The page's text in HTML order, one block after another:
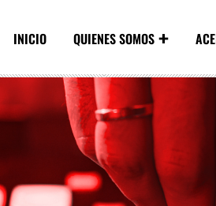
INICIO QUIENES SOMOS